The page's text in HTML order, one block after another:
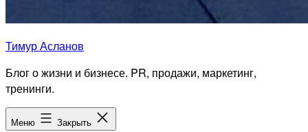
Тимур Асланов
Блог о жизни и бизнесе. PR, продажи, маркетинг,
тренинги.
Меню Закрыть